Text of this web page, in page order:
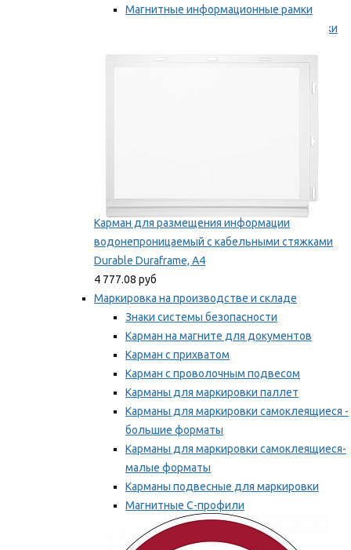
Магнитные информационные рамки
Самоклеящиеся информационные рамки
Карман для размещения информации
водонепроницаемый с кабельными стяжками
Durable Duraframe, А4
4 777.08 руб
Маркировка на производстве и складе
Знаки системы безопасности
Карман на магните для документов
Карман с прихватом
Карман с проволочным подвесом
Карманы для маркировки паллет
Карманы для маркировки самоклеящиеся -
большие форматы
Карманы для маркировки самоклеящиеся-
малые форматы
Карманы подвесные для маркировки
Магнитные С-профили
Напольная маркировка
Мы рекомендуем